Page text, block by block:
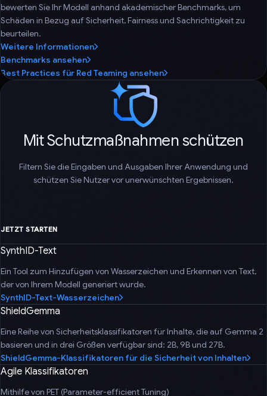
bewerten Sie Ihr Modell anhand akademischer Benchmarks, um
Schäden in Bezug auf Sicherheit, Fairness und Sachrichtigkeit zu
beurteilen.
Weitere Informationen
Benchmarks ansehen
Best Practices für Red Teaming ansehen
Mit Schutzmaßnahmen schützen
Filtern Sie die Eingaben und Ausgaben Ihrer Anwendung und
schützen Sie Nutzer vor unerwünschten Ergebnissen.
JETZT STARTEN
SynthID-Text
Ein Tool zum Hinzufügen von Wasserzeichen und Erkennen von Text,
der von Ihrem Modell generiert wurde.
SynthID-Text-Wasserzeichen
ShieldGemma
Eine Reihe von Sicherheitsklassifikatoren für Inhalte, die auf Gemma 2
basieren und in drei Größen verfügbar sind: 2B, 9B und 27B.
ShieldGemma-Klassifikatoren für die Sicherheit von Inhalten
Agile Klassifikatoren
Mithilfe von PET (Parameter-efficient Tuning)